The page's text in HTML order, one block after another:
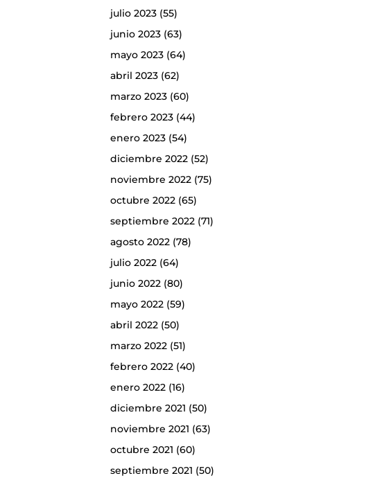
julio 2023(55)
junio 2023(63)
mayo 2023(64)
abril 2023(62)
marzo 2023(60)
febrero 2023(44)
enero 2023(54)
diciembre 2022(52)
noviembre 2022(75)
octubre 2022(65)
septiembre 2022(71)
agosto 2022(78)
julio 2022(64)
junio 2022(80)
mayo 2022(59)
abril 2022(50)
marzo 2022(51)
febrero 2022(40)
enero 2022(16)
diciembre 2021 (50)
noviembre 2021 (63)
octubre 2021 (60)
septiembre 2021 (50)